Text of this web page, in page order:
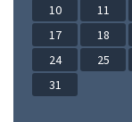
10
11
17
18
24
25
31